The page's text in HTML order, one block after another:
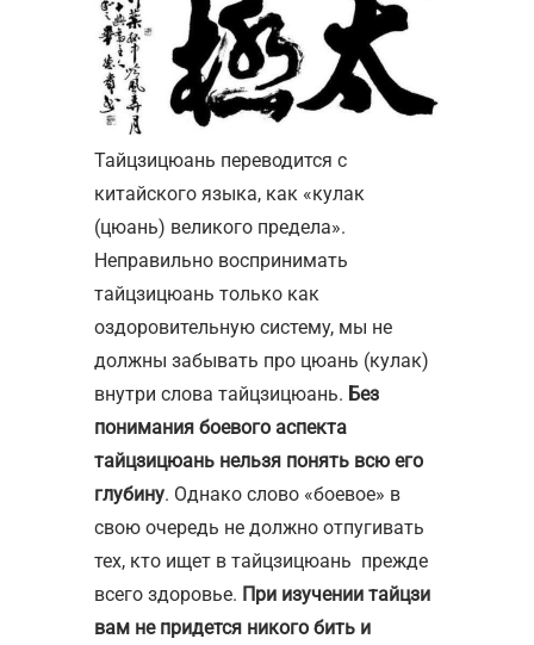
Тайцзицюань переводится с
китайского языка, как «кулак
(цюань) великого предела».
Неправильно воспринимать
тайцзицюань только как
оздоровительную систему, мы не
должны забывать про цюань (кулак)
внутри слова тайцзицюань. Без
понимания боевого аспекта
тайцзицюань нельзя понять всю его
глубину. Однако слово «боевое» в
свою очередь не должно отпугивать
тех, кто ищет в тайцзицюань прежде
всего здоровье. При изучении тайцзи
вам не придется никого бить и